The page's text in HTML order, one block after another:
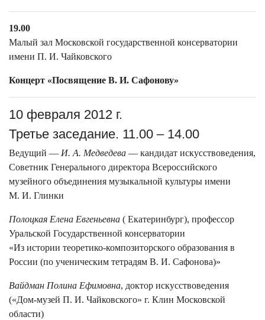
19.00
Малый зал Московской государственной консерватории
имени П. И. Чайковского
Концерт «Посвящение В. И. Сафонову»
10 февраля 2012 г.
Третье заседание. 11.00 – 14.00
Ведущий — И. А. Медведева — кандидат искусствоведения,
Советник Генерального директора Всероссийского
музейного объединения музыкальной культуры имени
М. И. Глинки
Полоцкая Елена Евгеньевна ( Екатеринбург), профессор
Уральской Государственной консерватории
«Из истории теоретико-композиторского образования в
России (по ученическим тетрадям В. И. Сафонова)»
Вайдман Полина Ефимовна, доктор искусствоведения
(«Дом-музей П. И. Чайковского» г. Клин Московской
области)